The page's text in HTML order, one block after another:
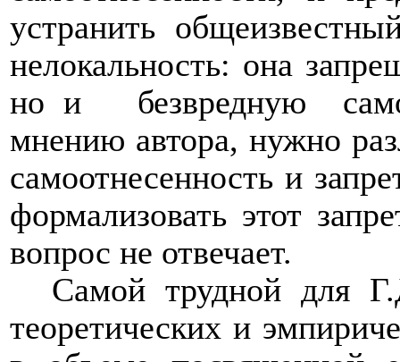
устранить
нелокальность: она
но и
безвредную
мнению автора, нужно
самоотнесенность и
формализовать этот
вопрос не отвечает.
Самой трудной для
теоретических и